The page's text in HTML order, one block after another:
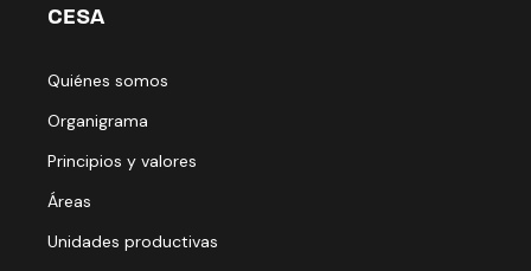
CESA
Quiénes somos
Organigrama
Principios y valores
Áreas
Unidades productivas